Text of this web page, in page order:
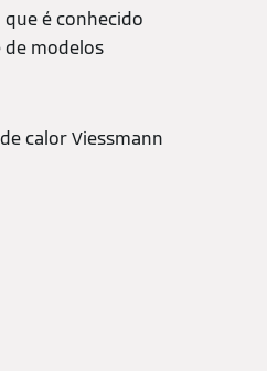
é conhecido
de modelos
calor Viessmann